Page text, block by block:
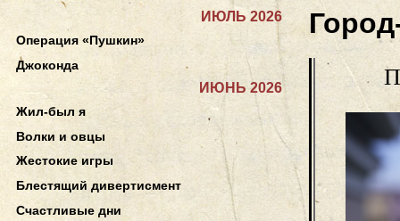
ИЮЛЬ 2026
Операция «Пушкин»
Джоконда
ИЮНЬ 2026
Жил-был я
Волки и овцы
Жестокие игры
Блестящий дивертисмент
Счастливые дни